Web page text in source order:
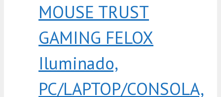
MOUSE TRUST
GAMING FELOX
Iluminado,
PC/LAPTOP/CONSOLA,